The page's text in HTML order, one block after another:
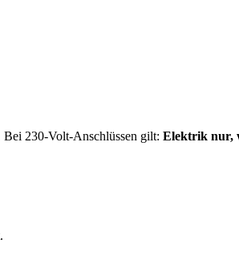
Bei 230-Volt-Anschlüssen gilt: Elektrik nur,